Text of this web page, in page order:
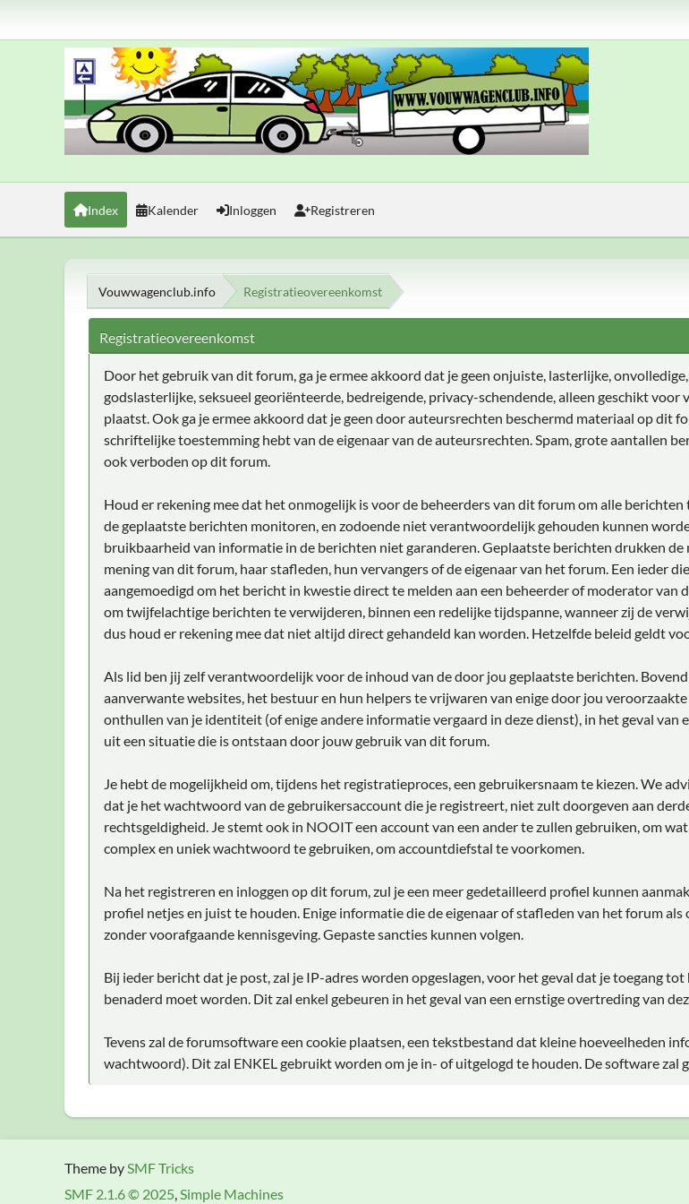
Index Kalender Inloggen Registreren
Vouwwagenclub.info Registratieovereenkomst
Registratieovereenkomst
Door het gebruik van dit forum, ga je ermee akkoord dat je geen onjuiste, lasterlijke,
godslasterlijke, seksueel georiënteerde, bedreigende, privacy-schendende, alleen geschikt
plaatst. Ook ga je ermee akkoord dat je geen door auteursrechten beschermd materiaal op dit
schriftelijke toestemming hebt van de eigenaar van de auteursrechten. Spam, grote aantallen
ook verboden op dit forum.
Houd er rekening mee dat het onmogelijk is voor de beheerders van dit forum om alle
de geplaatste berichten monitoren, en zodoende niet verantwoordelijk gehouden kunnen
bruikbaarheid van informatie in de berichten niet garanderen. Geplaatste berichten drukken
mening van dit forum, haar stafleden, hun vervangers of de eigenaar van het forum. Een ieder
aangemoedigd om het bericht in kwestie direct te melden aan een beheerder of moderator
om twijfelachtige berichten te verwijderen, binnen een redelijke tijdspanne, wanneer zij de
dus houd er rekening mee dat niet altijd direct gehandeld kan worden. Hetzelfde beleid geldt
Als lid ben jij zelf verantwoordelijk voor de inhoud van de door jou geplaatste berichten.
aanverwante websites, het bestuur en hun helpers te vrijwaren van enige door jou
onthullen van je identiteit (of enige andere informatie vergaard in deze dienst), in het geval
uit een situatie die is ontstaan door jouw gebruik van dit forum.
Je hebt de mogelijkheid om, tijdens het registratieproces, een gebruikersnaam te kiezen. We
dat je het wachtwoord van de gebruikersaccount die je registreert, niet zult doorgeven aan
rechtsgeldigheid. Je stemt ook in NOOIT een account van een ander te zullen gebruiken, om
complex en uniek wachtwoord te gebruiken, om accountdiefstal te voorkomen.
Na het registreren en inloggen op dit forum, zul je een meer gedetailleerd profiel kunnen
profiel netjes en juist te houden. Enige informatie die de eigenaar of stafleden van het forum
zonder voorafgaande kennisgeving. Gepaste sancties kunnen volgen.
Bij ieder bericht dat je post, zal je IP-adres worden opgeslagen, voor het geval dat je toegang
benaderd moet worden. Dit zal enkel gebeuren in het geval van een ernstige overtreding van
Tevens zal de forumsoftware een cookie plaatsen, een tekstbestand dat kleine hoeveelheden
wachtwoord). Dit zal ENKEL gebruikt worden om je in- of uitgelogd te houden. De software zal
Theme bySMF Tricks
SMF 2.1.6 © 2025,Simple Machines